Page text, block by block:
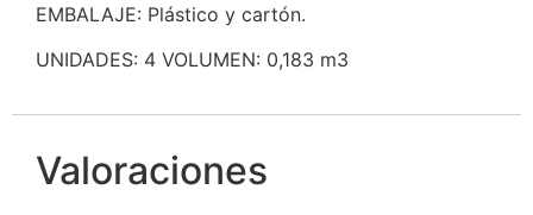
EMBALAJE: Plástico y cartón.
UNIDADES: 4 VOLUMEN: 0,183 m3
Valoraciones